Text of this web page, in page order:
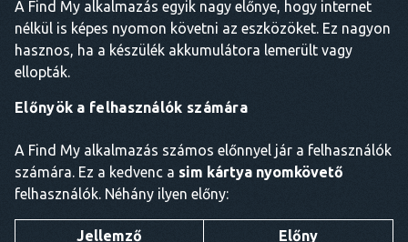
A Find My alkalmazás egyik nagy előnye, hogy internet
nélkül is képes nyomon követni az eszközöket. Ez nagyon
hasznos, ha a készülék akkumulátora lemerült vagy
ellopták.
Előnyök a felhasználók számára
A Find My alkalmazás számos előnnyel jár a felhasználók
számára. Ez a kedvenc a sim kártya nyomkövető
felhasználók. Néhány ilyen előny:
Jellemző
Előny